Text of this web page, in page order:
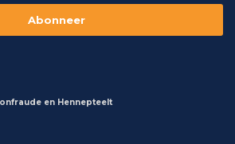
en Hennepteelt